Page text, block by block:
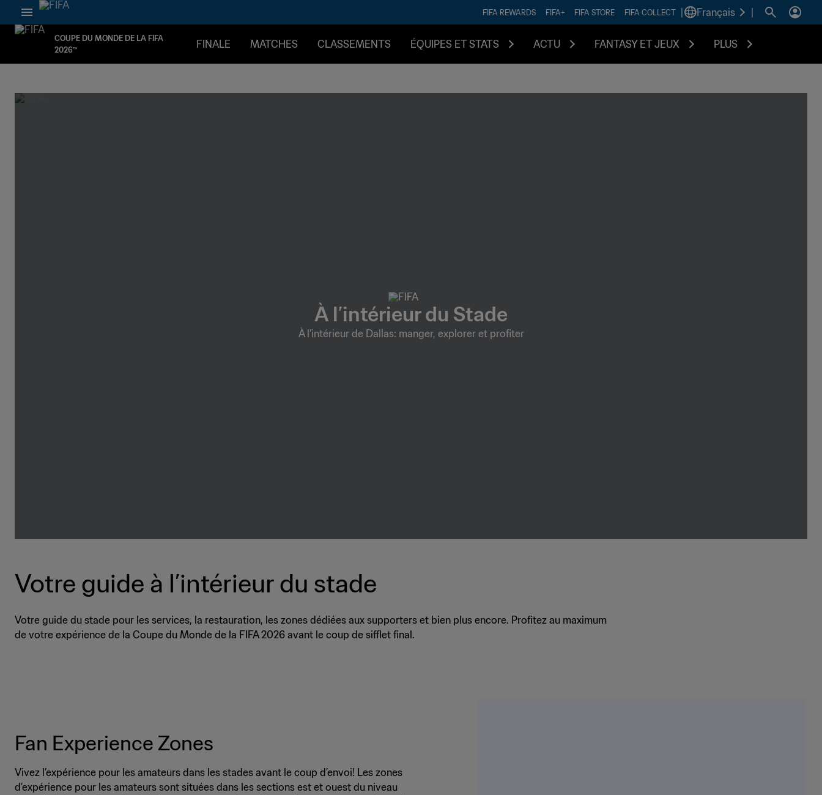
FIFA REWARDS FIFA+ FIFA STORE FIFA COLLECT Français
COUPE DU MONDE DE LA FIFA
2026™
FINALE MATCHES CLASSEMENTS ÉQUIPES ET STATS ACTU FANTASY ET JEUX PLUS
À l’intérieur du Stade
À l’intérieur de Dallas: manger, explorer et profiter
Votre guide à l’intérieur du stade
Votre guide du stade pour les services, la restauration, les zones dédiées aux supporters et bien plus encore. Profitez au maximum
de votre expérience de la Coupe du Monde de la FIFA 2026 avant le coup de sifflet final.
Fan Experience Zones
Vivez l’expérience pour les amateurs dans les stades avant le coup d’envoi! Les zones
d’expérience pour les amateurs sont situées dans les sections est et ouest du niveau